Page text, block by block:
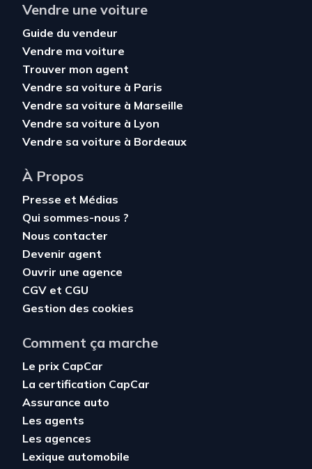
Vendre une voiture
Guide du vendeur
Vendre ma voiture
Trouver mon agent
Vendre sa voiture à Paris
Vendre sa voiture à Marseille
Vendre sa voiture à Lyon
Vendre sa voiture à Bordeaux
À Propos
Presse et Médias
Qui sommes-nous ?
Nous contacter
Devenir agent
Ouvrir une agence
CGV et CGU
Gestion des cookies
Comment ça marche
Le prix CapCar
La certification CapCar
Assurance auto
Les agents
Les agences
Lexique automobile